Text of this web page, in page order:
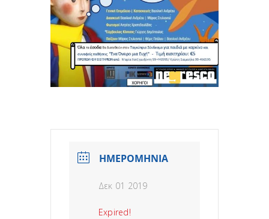
ΗΜΕΡΟΜΗΝΙΑ
Δεκ 01 2019
Expired!